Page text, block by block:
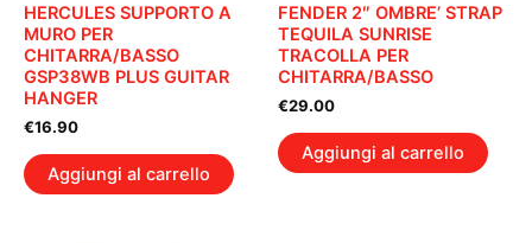
HERCULES SUPPORTO A
MURO PER
CHITARRA/BASSO
GSP38WB PLUS GUITAR
HANGER
€16.90
Aggiungi al carrello
FENDER 2″ OMBRE’ STRAP
TEQUILA SUNRISE
TRACOLLA PER
CHITARRA/BASSO
€29.00
Aggiungi al carrello